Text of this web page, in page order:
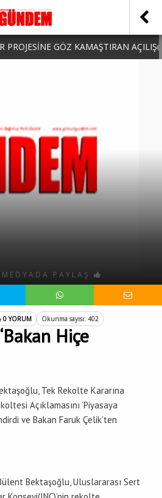
PROJESİNE GÖZ KAMAŞTIRAN AÇILIŞ
GÖRÜNCE GÖZLERİM DOLDU
PAYLAŞ
0 YORUM Okunma sayısı: 402
Hiçe
Tek Rekolte Kararına
Açıklamasını ‘Piyasaya
ve Bakan Faruk Çelik’ten
Bektaşoğlu, Uluslararası Sert